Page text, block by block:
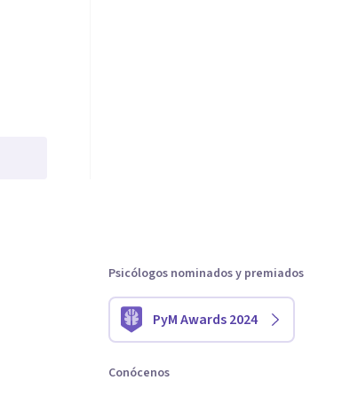
Psicólogos nominados y premiados
PyM Awards 2024
Conócenos